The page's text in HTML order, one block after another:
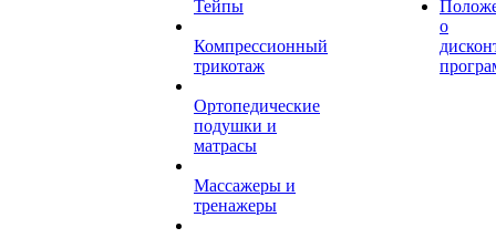
Тейпы
Компрессионный
трикотаж
Ортопедические
подушки и
матрасы
Массажеры и
тренажеры
о